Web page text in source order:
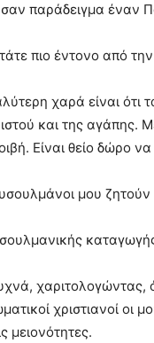
παράδειγμα έναν
πιο έντονο από
χαρά είναι ότι
και της αγάπης.
Είναι θείο δώρο
μου
χαριτολογώντας,
χριστιανοί
μειονότητες.